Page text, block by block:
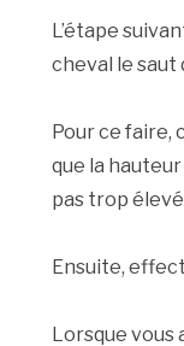
L’étape
cheval le saut
Pour ce faire,
que la
pas trop
Ensuite,
Lorsque vous